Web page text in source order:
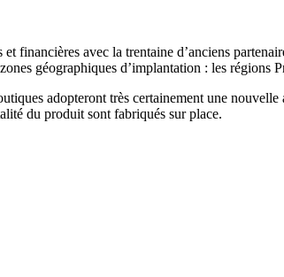
financières avec la trentaine d’anciens
géographiques d’implantation : les
adopteront très certainement une
du produit sont fabriqués sur place.